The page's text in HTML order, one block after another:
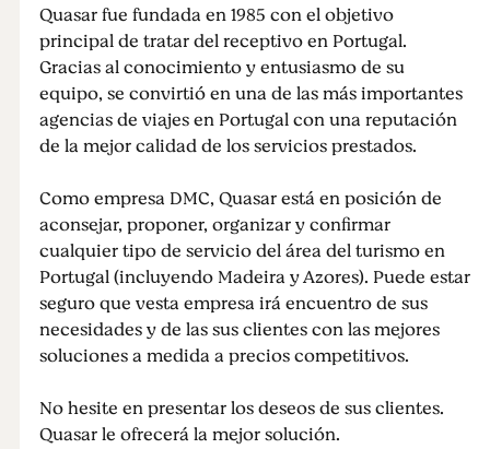
Quasar fue fundada en 1985 con el objetivo
principal de tratar del receptivo en Portugal.
Gracias al conocimiento y entusiasmo de su
equipo, se convirtió en una de las más importantes
agencias de viajes en Portugal con una reputación
de la mejor calidad de los servicios prestados.
Como empresa DMC, Quasar está en posición de
aconsejar, proponer, organizar y confirmar
cualquier tipo de servicio del área del turismo en
Portugal (incluyendo Madeira y Azores). Puede estar
seguro que vesta empresa irá encuentro de sus
necesidades y de las sus clientes con las mejores
soluciones a medida a precios competitivos.
No hesite en presentar los deseos de sus clientes.
Quasar le ofrecerá la mejor solución.